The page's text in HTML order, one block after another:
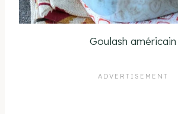
Goulash américain